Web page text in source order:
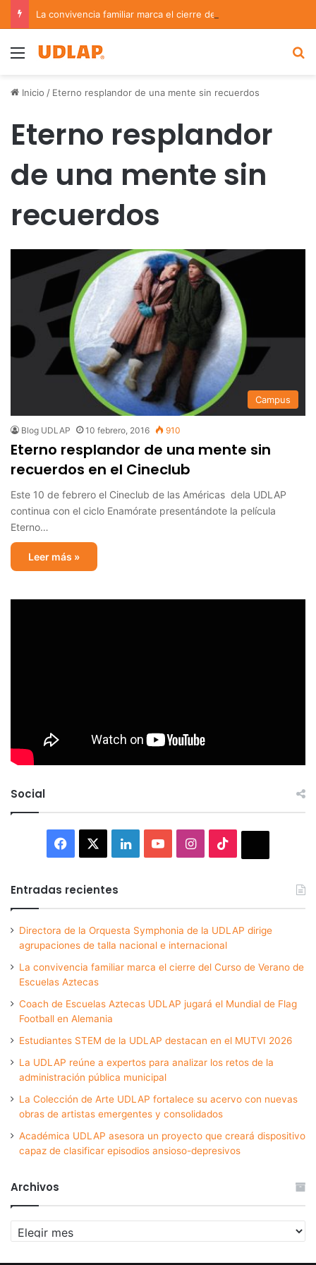
Menu
Inicio / Eterno resplandor de una mente sin recuerdos
Eterno resplandor
de una mente sin
recuerdos
Campus
Blog UDLAP 10 febrero, 2016 910
Eterno resplandor de una mente sin
recuerdos en el Cineclub
Este 10 de febrero el Cineclub de las Américas dela UDLAP
continua con el ciclo Enamórate presentándote la película
Eterno…
Leer más »
Social
Facebook LinkedInYouTubeInstagram
Entradas recientes
Directora de la Orquesta Symphonia de la UDLAP dirige
agrupaciones de talla nacional e internacional
La convivencia familiar marca el cierre del Curso de Verano de
Escuelas Aztecas
Coach de Escuelas Aztecas UDLAP jugará el Mundial de Flag
Football en Alemania
Estudiantes STEM de la UDLAP destacan en el MUTVI 2026
La UDLAP reúne a expertos para analizar los retos de la
administración pública municipal
La Colección de Arte UDLAP fortalece su acervo con nuevas
obras de artistas emergentes y consolidados
Académica UDLAP asesora un proyecto que creará dispositivo
capaz de clasificar episodios ansioso-depresivos
Archivos
Archivos